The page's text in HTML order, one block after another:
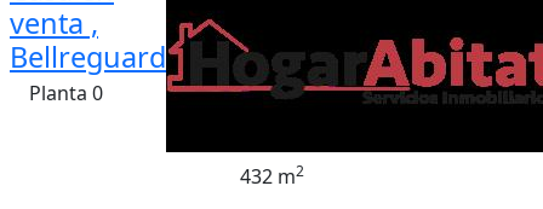
venta ,
Bellreguard
Planta 0
432 m2